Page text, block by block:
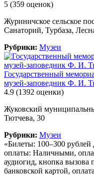
5 (359 оценок)
Журиничское сельское
Санаторий, Турбаза,
Рубрики: Музеи
Государственный
музей-заповедник Ф. И.
4.9 (1392 оценки)
Жуковский
Тютчева, 30
Рубрики: Музеи
«Билеты: 100–300
оплаты: Наличными,
аудиогид, кнопка вызова
банковской картой,